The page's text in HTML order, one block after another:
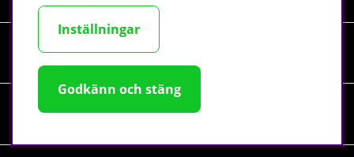
Information
Sociala medier
Inställningar
Godkänn och stäng